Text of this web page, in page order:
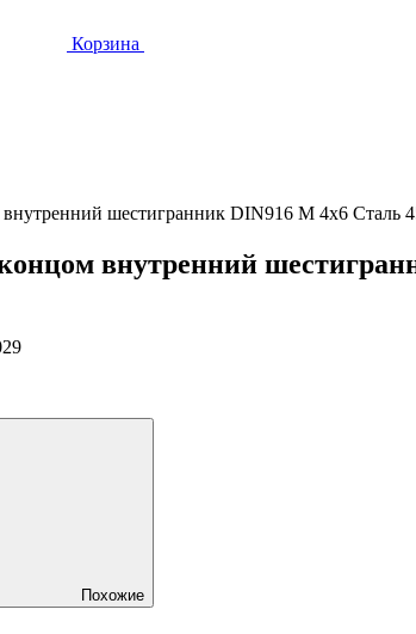
Корзина
шестигранник DIN916 М 4х6 Сталь
внутренний
Похожие